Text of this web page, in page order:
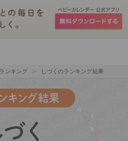
ンキング しづくのランキング結果
キング結果
づく